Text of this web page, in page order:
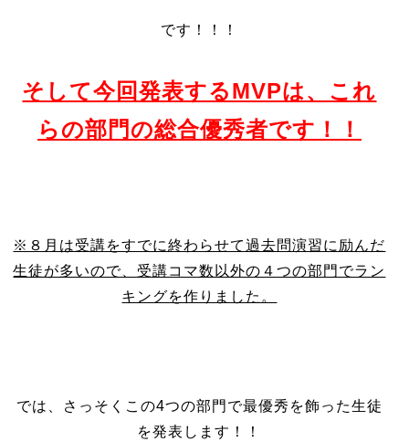
です！！！
そして今回発表するMVPは、これ
らの部門の総合優秀者です！！
※８月は受講をすでに終わらせて過去問演習に励んだ
生徒が多いので、受講コマ数以外の４つの部門でラン
キングを作りました。
では、さっそくこの4つの部門で最優秀を飾った生徒
を発表します！！